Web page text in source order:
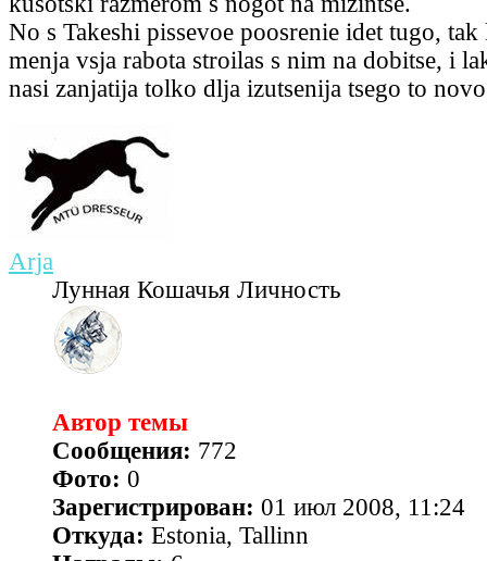
No s Takeshi pissevoe poosrenie idet tugo,
menja vsja rabota stroilas s nim na dobitse, i
nasi zanjatija tolko dlja izutsenija tsego to
Arja
Лунная Кошачья Личность
Автор темы
Сообщения: 772
Фото: 0
Зарегистрирован: 01 июл 2008, 11:24
Откуда: Estonia, Tallinn